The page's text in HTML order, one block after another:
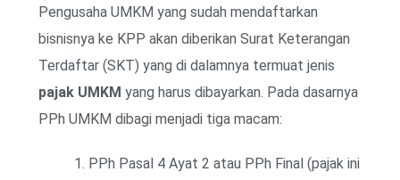
Pengusaha UMKM yang sudah mendaftarkan
bisnisnya ke KPP akan diberikan Surat Keterangan
Terdaftar (SKT) yang di dalamnya termuat jenis
pajak UMKM yang harus dibayarkan. Pada dasarnya
PPh UMKM dibagi menjadi tiga macam:
PPh Pasal 4 Ayat 2 atau PPh Final (pajak ini